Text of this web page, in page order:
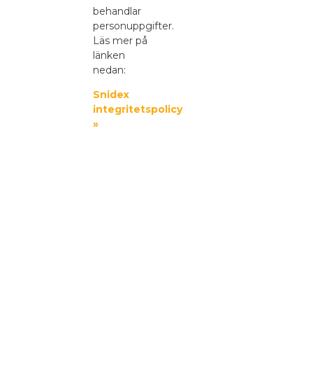
behandlar
personuppgifter.
Läs mer på
länken
nedan:
Snidex
integritetspolicy
»